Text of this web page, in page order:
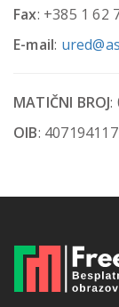
Fax: +385 1 62
E-mail:
MATIČNI BROJ:
OIB: